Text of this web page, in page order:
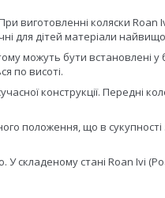
виготовленні коляски Roan
для дітей матеріали
можуть бути встановлені у
по висоті.
конструкції. Передні
положення, що в сукупності
складеному стані Roan Ivi